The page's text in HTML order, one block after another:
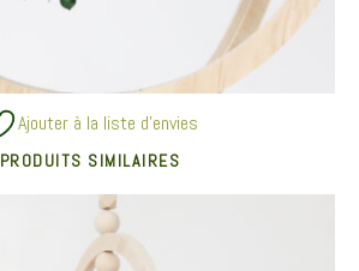
Ajouter à la liste d’envies
PRODUITS SIMILAIRES